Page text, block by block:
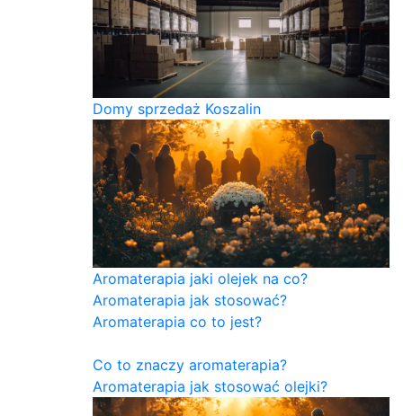
Domy sprzedaż Koszalin
Aromaterapia jaki olejek na co?
Aromaterapia jak stosować?
Aromaterapia co to jest?
Co to znaczy aromaterapia?
Aromaterapia jak stosować olejki?